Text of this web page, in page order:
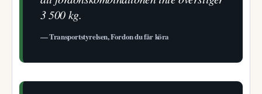
3 500 kg.
— Transportstyrelsen, Fordon du får köra